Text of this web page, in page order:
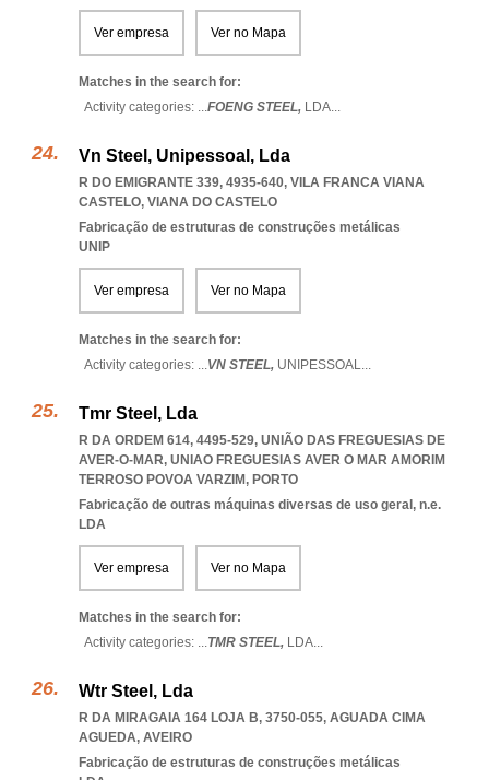
Ver empresa Ver no Mapa
Matches in the search for:
Activity categories: ...FOENG STEEL, LDA...
Vn Steel, Unipessoal, Lda
R DO EMIGRANTE 339, 4935-640, VILA FRANCA VIANA
CASTELO, VIANA DO CASTELO
Fabricação de estruturas de construções metálicas
UNIP
Ver empresa Ver no Mapa
Matches in the search for:
Activity categories: ...VN STEEL, UNIPESSOAL...
Tmr Steel, Lda
R DA ORDEM 614, 4495-529, UNIÃO DAS FREGUESIAS DE
AVER-O-MAR, UNIAO FREGUESIAS AVER O MAR AMORIM
TERROSO POVOA VARZIM, PORTO
Fabricação de outras máquinas diversas de uso geral, n.e.
LDA
Ver empresa Ver no Mapa
Matches in the search for:
Activity categories: ...TMR STEEL, LDA...
Wtr Steel, Lda
R DA MIRAGAIA 164 LOJA B, 3750-055, AGUADA CIMA
AGUEDA, AVEIRO
Fabricação de estruturas de construções metálicas